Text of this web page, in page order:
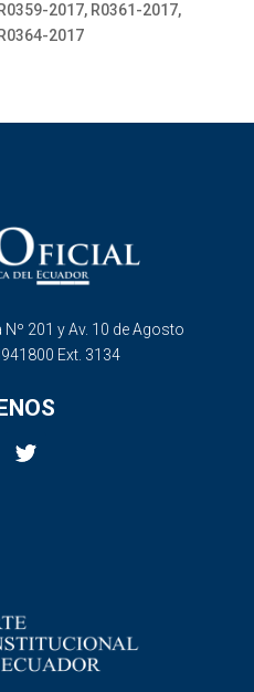
2017, R0361-2017,
2017
201 y Av. 10 de Agosto
Ext. 3134